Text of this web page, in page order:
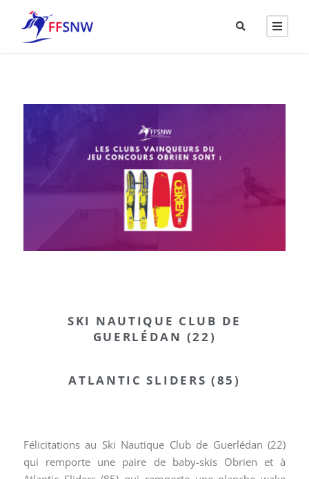
SKI NAUTIQUE CLUB DE
GUERLÉDAN (22)
ATLANTIC SLIDERS (85)
Félicitations au Ski Nautique Club de Guerlédan (22)
qui remporte une paire de baby-skis Obrien et à